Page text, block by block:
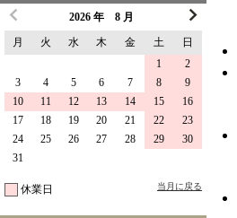
2026 年 8 月
月
火 水 木 金 土
日
1
2
3
4 5 6 7 8
9
10
11 12 13 14 15
16
17
18 19 20 21 22
23
24
25 26 27 28 29
30
31
休業日 当月に戻る